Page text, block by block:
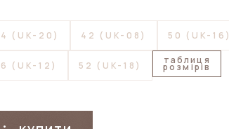
(UK-20) 42 (UK-08) 50 (UK-16)
(UK-12) 52 (UK-18) таблиця
розмірів